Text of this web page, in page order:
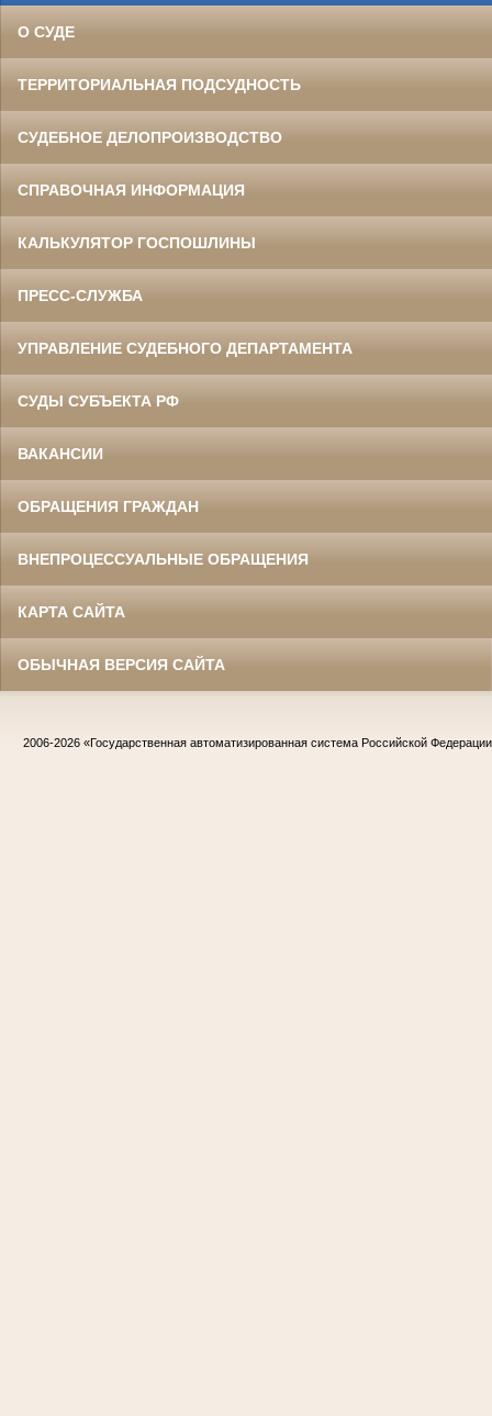
О СУДЕ
ТЕРРИТОРИАЛЬНАЯ ПОДСУДНОСТЬ
СУДЕБНОЕ ДЕЛОПРОИЗВОДСТВО
СПРАВОЧНАЯ ИНФОРМАЦИЯ
КАЛЬКУЛЯТОР ГОСПОШЛИНЫ
ПРЕСС-СЛУЖБА
УПРАВЛЕНИЕ СУДЕБНОГО ДЕПАРТАМЕНТА
СУДЫ СУБЪЕКТА РФ
ВАКАНСИИ
ОБРАЩЕНИЯ ГРАЖДАН
ВНЕПРОЦЕССУАЛЬНЫЕ ОБРАЩЕНИЯ
КАРТА САЙТА
ОБЫЧНАЯ ВЕРСИЯ САЙТА
2006-2026 «Государственная автоматизированная система Российской